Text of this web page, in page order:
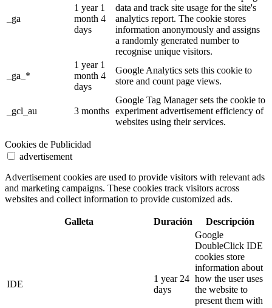
_ga
1 year 1
month 4
days
data and track site usage for the site's
analytics report. The cookie stores
information anonymously and assigns
a randomly generated number to
recognise unique visitors.
_ga_*
1 year 1
month 4
days
Google Analytics sets this cookie to
store and count page views.
_gcl_au 3 months
Google Tag Manager sets the cookie to
experiment advertisement efficiency of
websites using their services.
Cookies de Publicidad
advertisement
Advertisement cookies are used to provide visitors with relevant ads
and marketing campaigns. These cookies track visitors across
websites and collect information to provide customized ads.
Galleta Duración Descripción
IDE
1 year 24
days
Google
DoubleClick IDE
cookies store
information about
how the user uses
the website to
present them with